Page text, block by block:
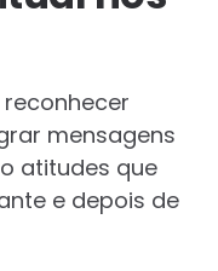
mensagens
atitudes que
e depois de